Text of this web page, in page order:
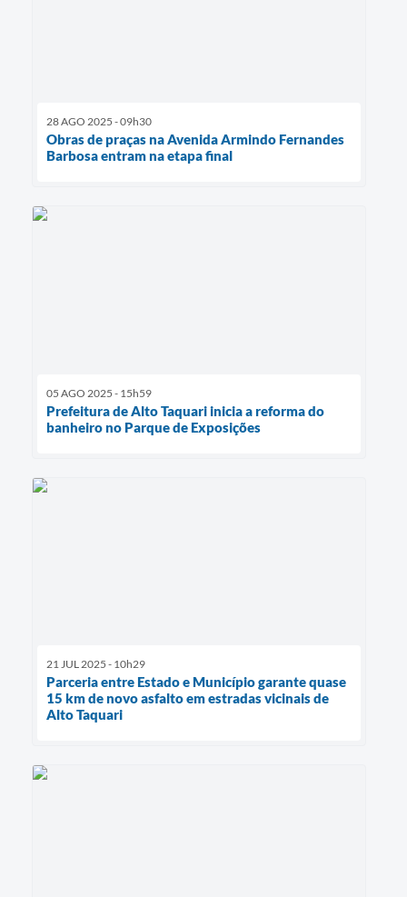
28 AGO 2025 - 09h30
Obras de praças na Avenida Armindo Fernandes
Barbosa entram na etapa final
05 AGO 2025 - 15h59
Prefeitura de Alto Taquari inicia a reforma do
banheiro no Parque de Exposições
21 JUL 2025 - 10h29
Parceria entre Estado e Município garante quase
15 km de novo asfalto em estradas vicinais de
Alto Taquari